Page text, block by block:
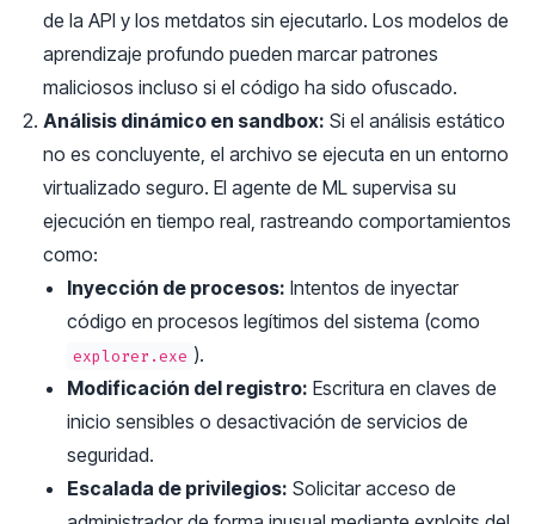
de la API y los metdatos sin ejecutarlo. Los modelos de
aprendizaje profundo pueden marcar patrones
maliciosos incluso si el código ha sido ofuscado.
Análisis dinámico en sandbox: Si el análisis estático
no es concluyente, el archivo se ejecuta en un entorno
virtualizado seguro. El agente de ML supervisa su
ejecución en tiempo real, rastreando comportamientos
como:
Inyección de procesos: Intentos de inyectar
código en procesos legítimos del sistema (como
explorer.exe ).
Modificación del registro: Escritura en claves de
inicio sensibles o desactivación de servicios de
seguridad.
Escalada de privilegios: Solicitar acceso de